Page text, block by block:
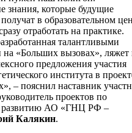
знания, которые будущие
в образовательном
отработать на практике.
талантливыми
«Больших вызовах», ляжет
предложения участия
института в
– пояснил наставник
проектов по
развитию АО «ГНЦ РФ –
Калякин.